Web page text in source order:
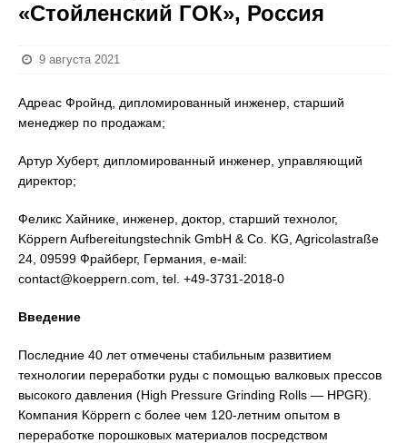
«Стойленский ГОК», Россия
9 августа 2021
Адреас Фройнд, дипломированный инженер, старший
менеджер по продажам;
Артур Хуберт, дипломированный инженер, управляющий
директор;
Феликс Хайнике, инженер, доктор, старший технолог,
Köppern Aufbereitungstechnik GmbH & Co. KG, Agricolastraße
24, 09599 Фрайберг, Германия, е-мail:
contact@koeppern.com, tel. +49-3731-2018-0
Введение
Последние 40 лет отмечены стабильным развитием
технологии переработки руды с помощью валковых прессов
высокого давления (High Pressure Grinding Rolls — HPGR).
Компания Köppern с более чем 120-летним опытом в
переработке порошковых материалов посредством